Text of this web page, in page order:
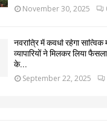
November 30, 2025
नवरात्रि में कवर्धा रहेगा
व्यापारियों ने मिलकर लिया
के...
September 22, 2025